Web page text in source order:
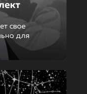
свое
для